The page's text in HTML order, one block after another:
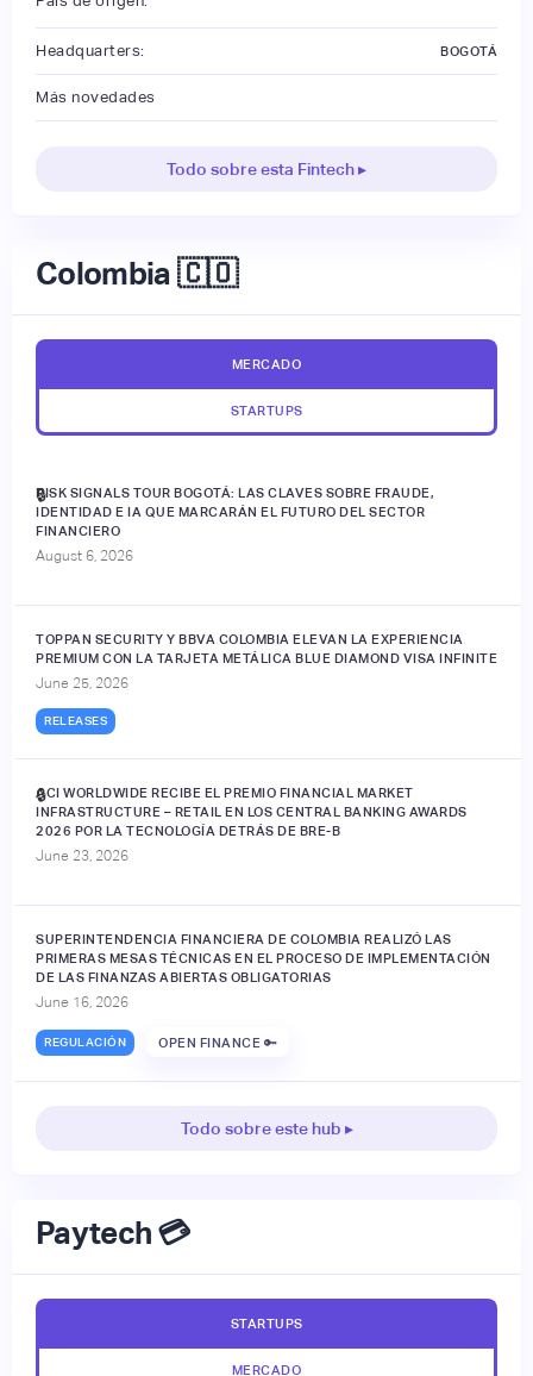
Headquarters: BOGOTÁ
Más novedades
Todo sobre esta Fintech ▸
Colombia 🇨🇴
MERCADO
STARTUPS
RISK SIGNALS TOUR BOGOTÁ: LAS CLAVES SOBRE FRAUDE,
IDENTIDAD E IA QUE MARCARÁN EL FUTURO DEL SECTOR
FINANCIERO
August 6, 2026
🔒
TOPPAN SECURITY Y BBVA COLOMBIA ELEVAN LA EXPERIENCIA
PREMIUM CON LA TARJETA METÁLICA BLUE DIAMOND VISA INFINITE
June 25, 2026
RELEASES
ACI WORLDWIDE RECIBE EL PREMIO FINANCIAL MARKET
INFRASTRUCTURE – RETAIL EN LOS CENTRAL BANKING AWARDS
2026 POR LA TECNOLOGÍA DETRÁS DE BRE-B
June 23, 2026
🔒
SUPERINTENDENCIA FINANCIERA DE COLOMBIA REALIZÓ LAS
PRIMERAS MESAS TÉCNICAS EN EL PROCESO DE IMPLEMENTACIÓN
DE LAS FINANZAS ABIERTAS OBLIGATORIAS
June 16, 2026
REGULACIÓN OPEN FINANCE 🔑
Todo sobre este hub ▸
Paytech 💳
STARTUPS
MERCADO